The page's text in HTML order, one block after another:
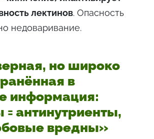
лектинов. Опасность
недоваривание.
но широко
в
информация:
антинутриенты,
вредны»